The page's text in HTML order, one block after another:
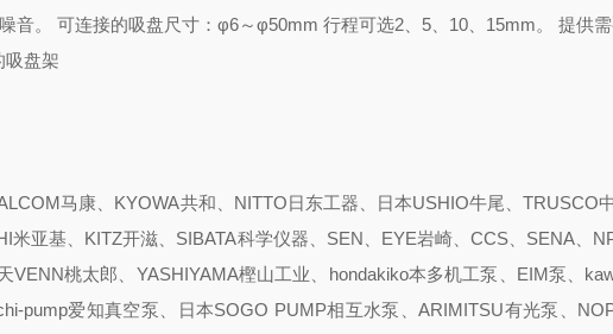
音。 可连接的吸盘尺寸：φ6～φ50mm 行程可选2、5、10、15mm。 提供
吸盘架
马康、KYOWA共和、NITTO日东工器、日本USHIO牛尾、TRUSCO
米亚基、KITZ开滋、SIBATA科学仪器、SEN、EYE岩崎、CCS、SENA、
桃太郎、YASHIYAMA樫山工业、hondakiko本多机工泵、EIM泵、
pump爱知真空泵、日本SOGO PUMP相互水泵、ARIMITSU有光泵、